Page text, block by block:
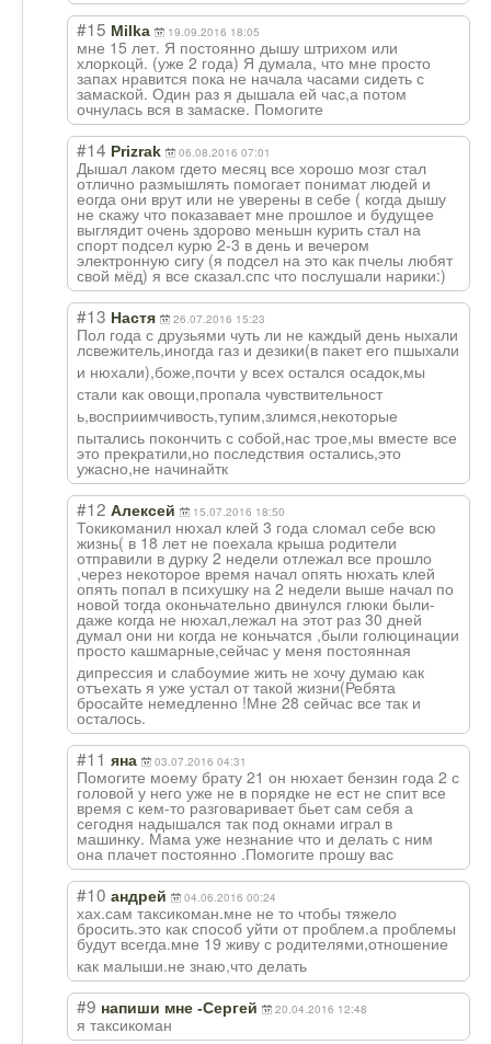
#15 Milka 19.09.2016 18:05
мне 15 лет. Я постоянно дышу штрихом или
хлоркоцй. (уже 2 года) Я думала, что мне просто
запах нравится пока не начала часами сидеть с
замаской. Один раз я дышала ей час,а потом
очнулась вся в замаске. Помогите
#14 Prizrak 06.08.2016 07:01
Дышал лаком гдето месяц все хорошо мозг стал
отлично размышлять помогает понимат людей и
еогда они врут или не уверены в себе ( когда дышу
не скажу что показавает мне прошлое и будущее
выглядит очень здорово меньшн курить стал на
спорт подсел курю 2-3 в день и вечером
электронную сигу (я подсел на это как пчелы любят
свой мёд) я все сказал.спс что послушали нарики:)
#13 Настя 26.07.2016 15:23
Пол года с друзьями чуть ли не каждый день ныхали
лсвежитель,иногда газ и дезики(в пакет его пшыхали
и нюхали),боже,почти у всех остался осадок,мы
стали как овощи,пропала чувствительност
ь,восприимчивость,тупим,злимся,некоторые
пытались покончить с собой,нас трое,мы вместе все
это прекратили,но последствия остались,это
ужасно,не начинайтк
#12 Алексей 15.07.2016 18:50
Токикоманил нюхал клей 3 года сломал себе всю
жизнь( в 18 лет не поехала крыша родители
отправили в дурку 2 недели отлежал все прошло
,через некоторое время начал опять нюхать клей
опять попал в психушку на 2 недели выше начал по
новой тогда оконьчательно двинулся глюки были-
даже когда не нюхал,лежал на этот раз 30 дней
думал они ни когда не коньчатся ,были голюцинации
просто кашмарные,сейчас у меня постоянная
дипрессия и слабоумие жить не хочу думаю как
отъехать я уже устал от такой жизни(Ребята
бросайте немедленно !Мне 28 сейчас все так и
осталось.
#11 яна 03.07.2016 04:31
Помогите моему брату 21 он нюхает бензин года 2 с
головой у него уже не в порядке не ест не спит все
время с кем-то разговаривает бьет сам себя а
сегодня надышался так под окнами играл в
машинку. Мама уже незнание что и делать с ним
она плачет постоянно .Помогите прошу вас
#10 андрей 04.06.2016 00:24
хах.сам таксикоман.мне не то чтобы тяжело
бросить.это как способ уйти от проблем.а проблемы
будут всегда.мне 19 живу с родителями,отношение
как малыши.не знаю,что делать
#9 напиши мне -Сергей 20.04.2016 12:48
я таксикоман